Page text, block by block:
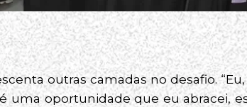
outras camadas no desafio.
uma oportunidade que eu abracei,